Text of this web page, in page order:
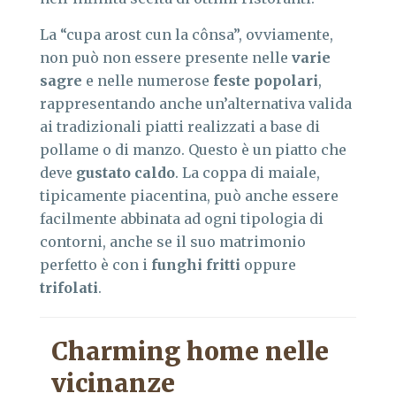
La “cupa arost cun la cônsa”, ovviamente,
non può non essere presente nelle varie
sagre e nelle numerose feste popolari,
rappresentando anche un’alternativa valida
ai tradizionali piatti realizzati a base di
pollame o di manzo. Questo è un piatto che
deve gustato caldo. La coppa di maiale,
tipicamente piacentina, può anche essere
facilmente abbinata ad ogni tipologia di
contorni, anche se il suo matrimonio
perfetto è con i funghi fritti oppure
trifolati.
Charming home nelle
vicinanze